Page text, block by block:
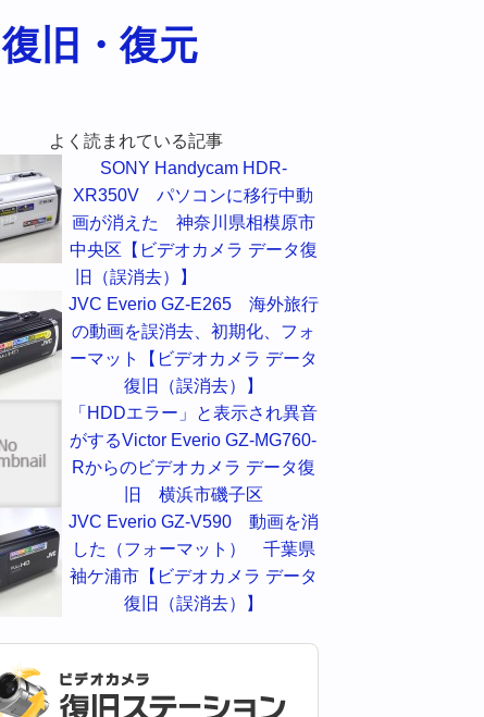
よく読まれている記事
SONY Handycam HDR-
XR350V パソコンに移行中動
画が消えた 神奈川県相模原市
中央区【ビデオカメラ データ復
旧（誤消去）】
JVC Everio GZ-E265 海外旅行
の動画を誤消去、初期化、フォ
ーマット【ビデオカメラ データ
復旧（誤消去）】
「HDDエラー」と表示され異音
がするVictor Everio GZ-MG760-
Rからのビデオカメラ データ復
旧 横浜市磯子区
JVC Everio GZ-V590 動画を消
した（フォーマット） 千葉県
袖ケ浦市【ビデオカメラ データ
復旧（誤消去）】